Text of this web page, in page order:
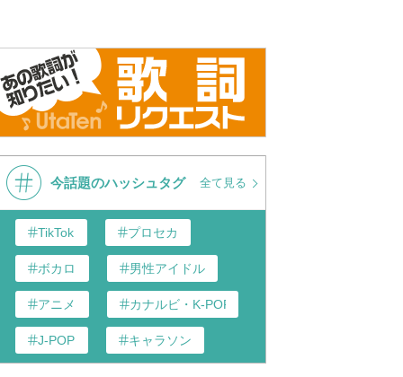
今話題のハッシュタグ 全て見る
TikTok プロセカ
ボカロ 男性アイドル
アニメ カナルビ・K-POP和訳
J-POP キャラソン